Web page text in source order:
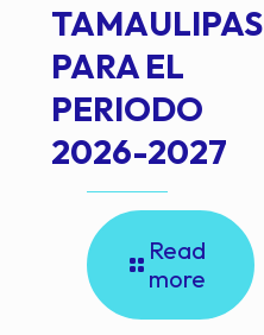
TAMAULIPAS
PARA EL
PERIODO
2026-2027
Read
more